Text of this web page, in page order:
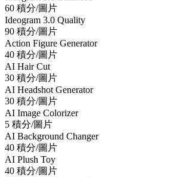
60 積分/圖片
Ideogram 3.0 Quality
90 積分/圖片
Action Figure Generator
40 積分/圖片
AI Hair Cut
30 積分/圖片
AI Headshot Generator
30 積分/圖片
AI Image Colorizer
5 積分/圖片
AI Background Changer
40 積分/圖片
AI Plush Toy
40 積分/圖片